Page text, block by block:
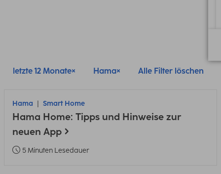
letzte 12 Monate Hama Alle Filter löschen
Hama Smart Home
Hama Home: Tipps und Hinweise zur
neuen App
5 Minuten Lesedauer